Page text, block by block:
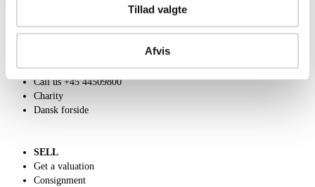
Tillad valgte
Afvis
Contact and Opening Hours
Call us +45 44509800
Charity
Dansk forside
SELL
Get a valuation
Consignment